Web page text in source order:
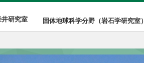
井研究室
固体地球科学分野（岩石学研究室）